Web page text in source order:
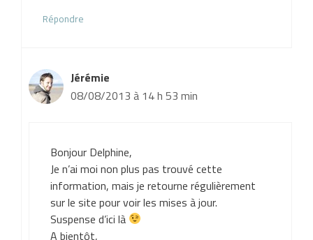
Répondre
Jérémie
08/08/2013 à 14 h 53 min
Bonjour Delphine,
Je n’ai moi non plus pas trouvé cette
information, mais je retourne régulièrement
sur le site pour voir les mises à jour.
Suspense d’ici là
A bientôt,